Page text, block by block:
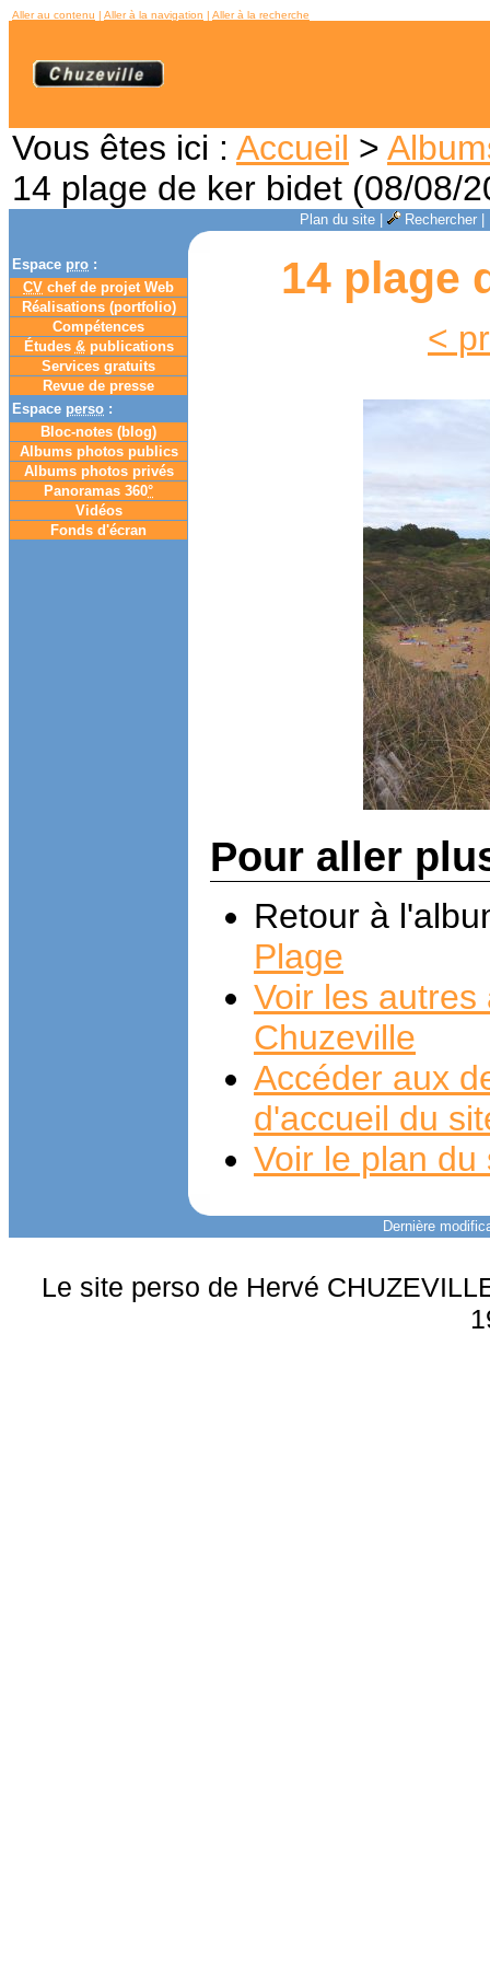
Aller au contenu | Aller à la navigation | Aller à la recherche
Vous êtes ici : Accueil >
14 plage de ker bidet (08/08/
Plan du site| Rechercher|
Espace pro :
CV chef de projet Web
Réalisations (portfolio)
Compétences
Études &publications
Services gratuits
Revue de presse
Espace perso :
Bloc-notes (blog)
Albums photos publics
Albums photos privés
Panoramas 360°
Vidéos
Fonds d'écran
14 plage
<
Pour aller
Retour à
Plage
Voir les
Chuzeville
Accéder aux
d'accueil du
Voir le plan du
Dernière
Le site perso de Hervé